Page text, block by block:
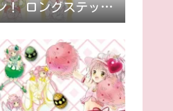
！ ロングステッカ
ッカー全42種。